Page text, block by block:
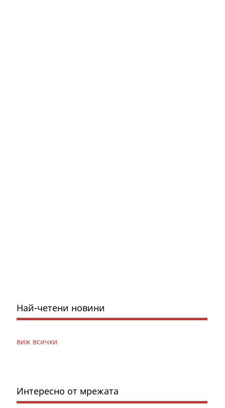
Най-четени новини
виж всички
Интересно от мрежата